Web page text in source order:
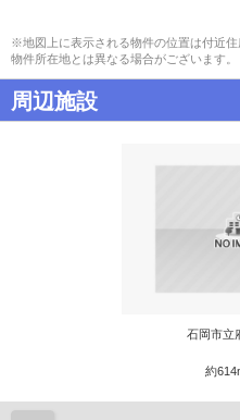
※地図上に表示される物件の位置は付近
物件所在地とは異なる場合がございます。
周辺施設
石岡市立
約